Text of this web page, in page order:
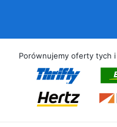
Porównujemy oferty tych